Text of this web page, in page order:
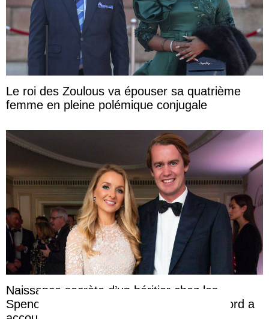
Le roi des Zoulous va épouser sa quatrième
femme en pleine polémique conjugale
Naissance secrète d’un héritier chez les
Spencer-Churchill : la marquise de Blandford a